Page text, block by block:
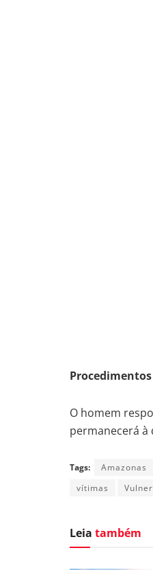
Procedimentos
O homem
permanecerá à
Tags: Amazonas
vítimas
Leia também